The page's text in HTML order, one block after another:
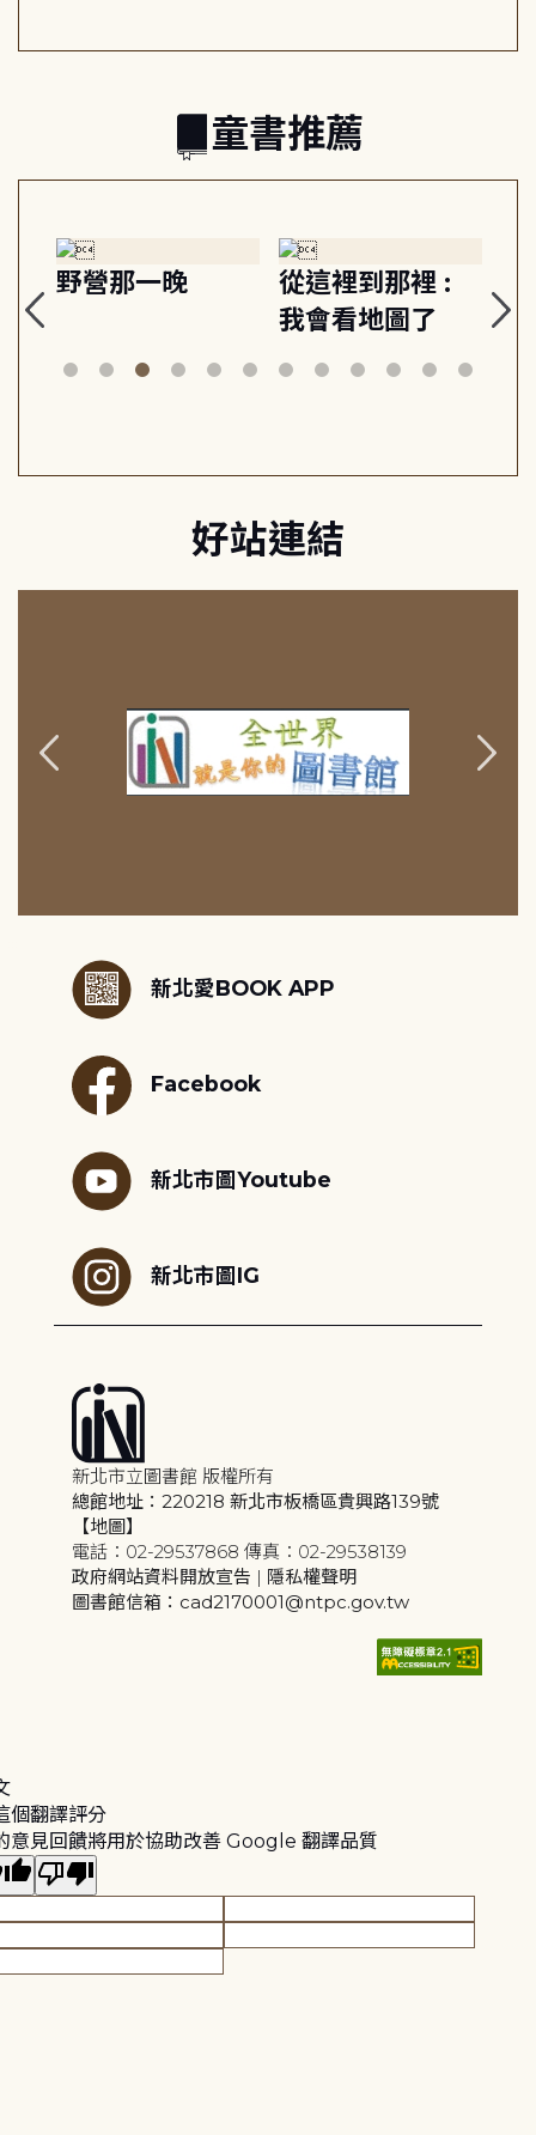
童書推薦
野營那一晚
從這裡到那裡 :
我會看地圖了
美
好站連結
新北愛BOOK APP
Facebook
新北市圖Youtube
新北市圖IG
新北市立圖書館 版權所有
總館地址：220218 新北市板橋區貴興路139號
【地圖】
電話：02-29537868 傳真：02-29538139
政府網站資料開放宣告 | 隱私權聲明
圖書館信箱：cad2170001@ntpc.gov.tw
個翻譯評分
意見回饋將用於協助改善 Google 翻譯品質